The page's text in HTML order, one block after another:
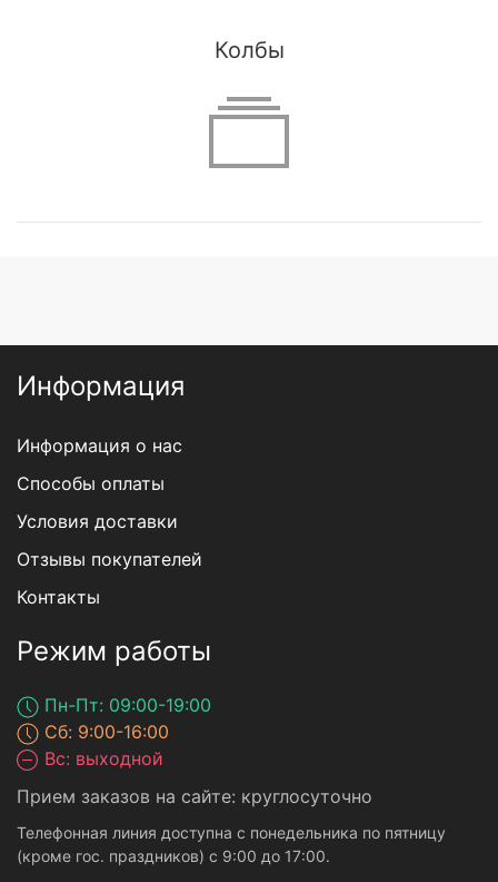
Колбы
Информация
Информация о нас
Способы оплаты
Условия доставки
Отзывы покупателей
Контакты
Режим работы
Пн-Пт: 09:00-19:00
Сб: 9:00-16:00
Вс: выходной
Прием заказов на сайте: круглосуточно
Телефонная линия доступна с понедельника по пятницу
(кроме гос. праздников) с 9:00 до 17:00.